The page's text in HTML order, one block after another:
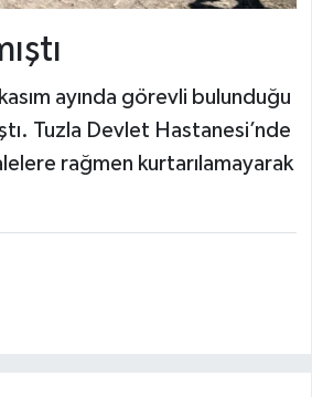
ayında görevli bulunduğu
Tuzla Devlet Hastanesi’nde
rağmen kurtarılamayarak